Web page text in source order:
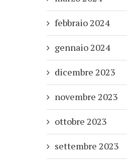
febbraio 2024
gennaio 2024
dicembre 2023
novembre 2023
ottobre 2023
settembre 2023